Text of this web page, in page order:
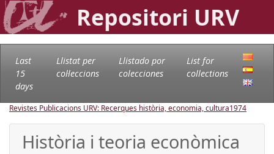
Repositori URV
Last
15
days
Llistat per
col·leccions
Llistado por
colecciones
List for
collections
Revistes Publicacions URV: Recerques història, economia, cultura1974
Història i teoria econòmica